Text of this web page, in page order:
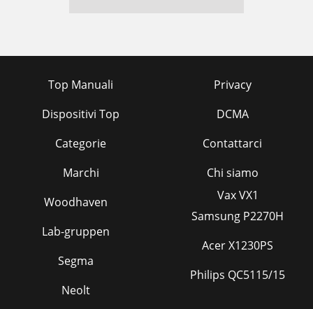
Top Manuali
Dispositivi Top
Categorie
Marchi
Privacy
DCMA
Contattarci
Chi siamo
Woodhaven
Lab-gruppen
Segma
Neolt
Vax VX1
Samsung P2270H
Acer X1230PS
Philips QC5115/15